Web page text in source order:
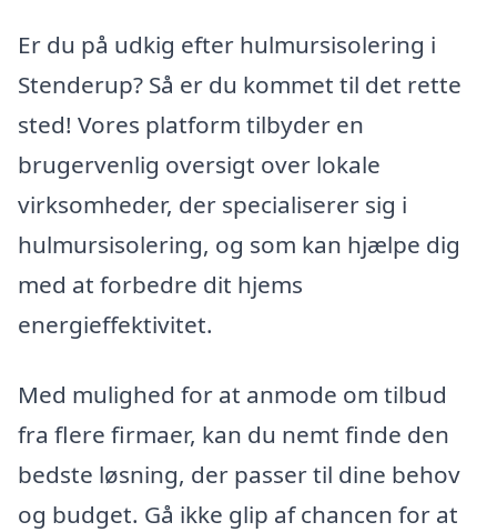
Er du på udkig efter hulmursisolering i
Stenderup? Så er du kommet til det rette
sted! Vores platform tilbyder en
brugervenlig oversigt over lokale
virksomheder, der specialiserer sig i
hulmursisolering, og som kan hjælpe dig
med at forbedre dit hjems
energieffektivitet.
Med mulighed for at anmode om tilbud
fra flere firmaer, kan du nemt finde den
bedste løsning, der passer til dine behov
og budget. Gå ikke glip af chancen for at